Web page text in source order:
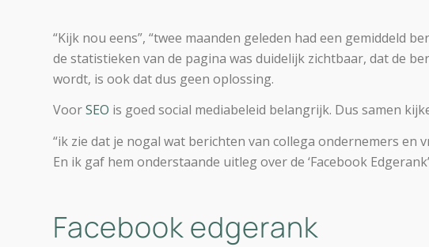
“Kijk nou eens”, “twee maanden geleden had een gemiddeld
de statistieken van de pagina was duidelijk zichtbaar, dat de
wordt, is ook dat dus geen oplossing.
VoorSEO is goed social mediabeleid belangrijk. Dus samen
“ik zie dat je nogal wat berichten van collega ondernemers en
En ik gaf hem onderstaande uitleg over de ‘Facebook
Facebook edgerank